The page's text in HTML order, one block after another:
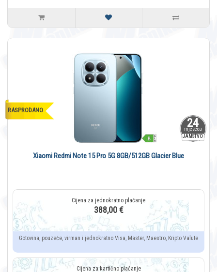
24
mjeseca
JAMSTVO
RASPRODANO
Xiaomi Redmi Note 15 Pro 5G 8GB/512GB Glacier Blue
388,00 €
Gotovina, pouzeće, virman i jednokratno Visa, Master, Maestro, Kripto Valute